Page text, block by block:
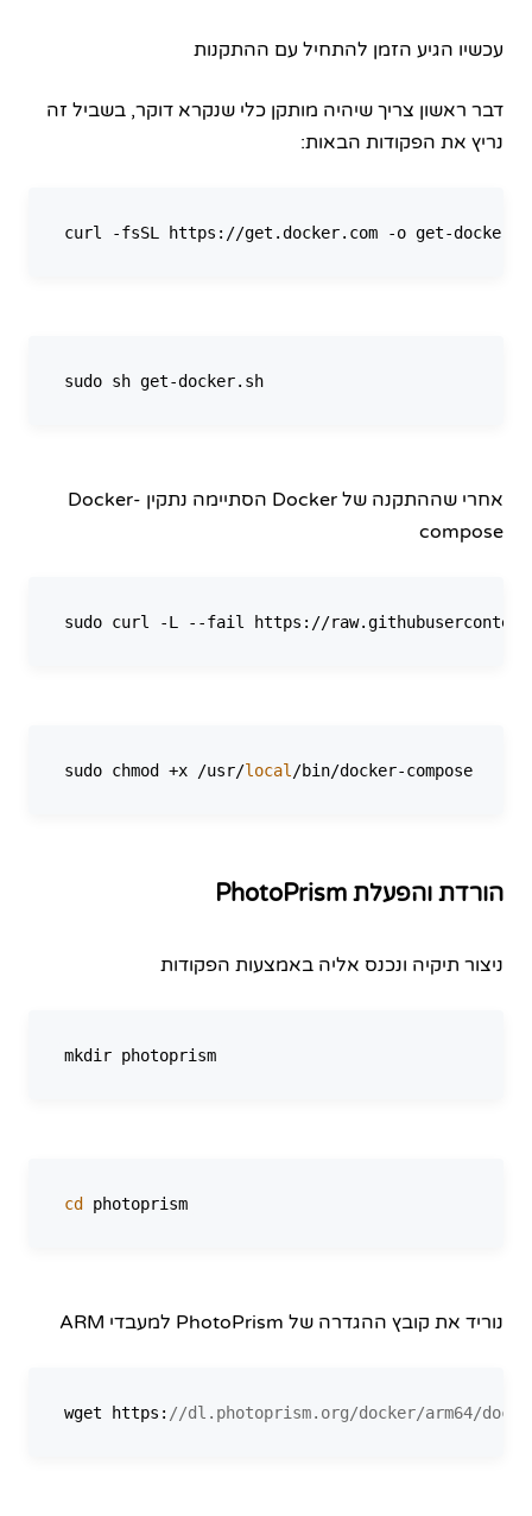
עכשיו הגיע הזמן להתחיל עם ההתקנות
דבר ראשון צריך שיהיה מותקן כלי שנקרא דוקר, בשביל זה
נריץ את הפקודות הבאות:
sudo sh get-docker.sh
אחרי שההתקנה של Docker הסתיימה נתקין Docker-
compose
sudo curl -L --fail https://
sudo chmod +x /usr/local /bin/docker-compose
הורדת והפעלת PhotoPrism
ניצור תיקיה ונכנס אליה באמצעות הפקודות
mkdir photoprism
cd photoprism
נוריד את קובץ ההגדרה של PhotoPrism למעבדי ARM
wget https: //dl.photoprism.org/docker/arm64/